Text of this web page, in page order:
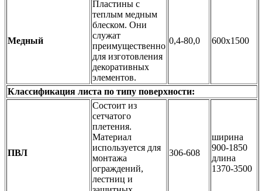
Медный
Пластины с
теплым медным
блеском. Они
служат
преимущественно
для изготовления
декоративных
элементов.
0,4-80,0 600х1500
Классификация листа по типу поверхности:
ПВЛ
Состоит из
сетчатого
плетения.
Материал
используется для
монтажа
ограждений,
лестниц и
306-608
ширина
900-1850
длина
1370-3500